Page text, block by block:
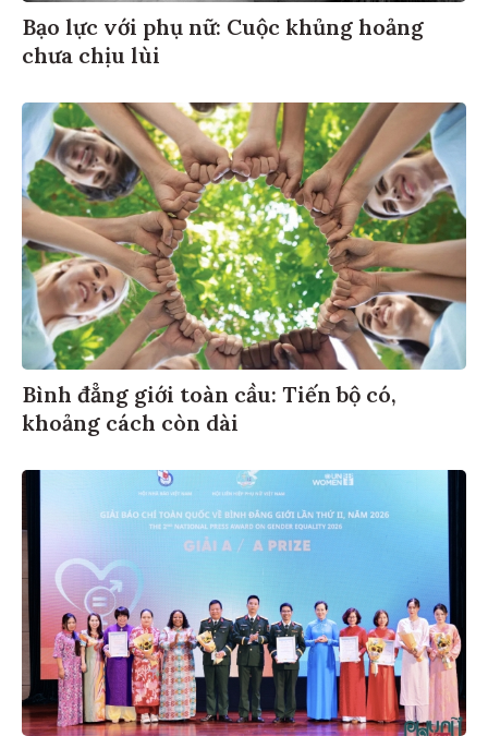
Bạo lực với phụ nữ: Cuộc khủng hoảng
chưa chịu lùi
Bình đẳng giới toàn cầu: Tiến bộ có,
khoảng cách còn dài